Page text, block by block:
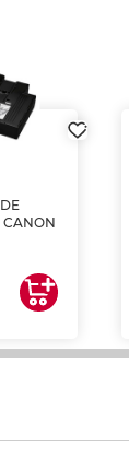
CANON